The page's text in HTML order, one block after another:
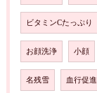
ビタミンCたっぷり
お顔洗浄 小顔
名残雪 血行促進